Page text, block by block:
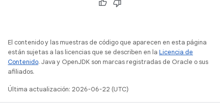
El contenido y las muestras de código que aparecen en esta página
están sujetas a las licencias que se describen en la Licencia de
Contenido. Java y OpenJDK son marcas registradas de Oracle o sus
afiliados.
Última actualización: 2026-06-22 (UTC)